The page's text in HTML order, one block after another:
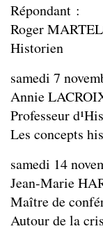
Répondant :
Roger
Historien
samedi 7
Annie
Professeur
Les concepts
samedi 14
Jean-Marie
Maître de
Autour de la